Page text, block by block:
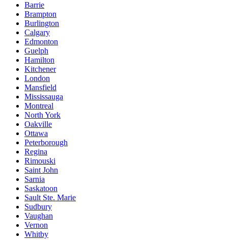
Barrie
Brampton
Burlington
Calgary
Edmonton
Guelph
Hamilton
Kitchener
London
Mansfield
Mississauga
Montreal
North York
Oakville
Ottawa
Peterborough
Regina
Rimouski
Saint John
Sarnia
Saskatoon
Sault Ste. Marie
Sudbury
Vaughan
Vernon
Whitby